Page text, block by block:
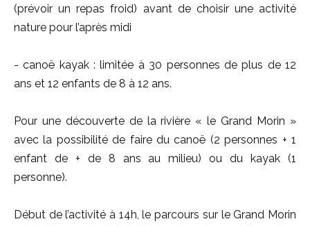
(prévoir un repas froid) avant de choisir une activité
nature pour l’après midi
- canoë kayak : limitée à 30 personnes de plus de 12
ans et 12 enfants de 8 à 12 ans.
Pour une découverte de la rivière « le Grand Morin »
avec la possibilité de faire du canoë (2 personnes + 1
enfant de + de 8 ans au milieu) ou du kayak (1
personne).
Début de l’activité à 14h, le parcours sur le Grand Morin